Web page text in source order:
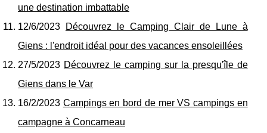
une destination imbattable
12/6/2023
Découvrez le Camping Clair de Lune à
Giens : l'endroit idéal pour des vacances ensoleillées
27/5/2023 Découvrez le camping sur la presqu'île de
Giens dans le Var
16/2/2023 Campings en bord de mer VS campings en
campagne à Concarneau